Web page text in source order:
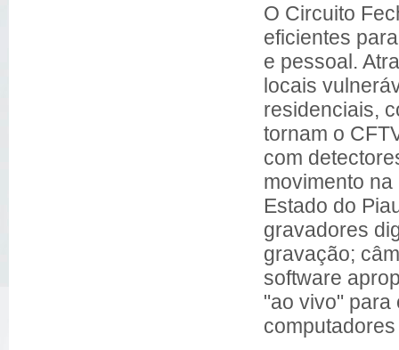
O Circuito
eficientes
e pessoal.
locais
residenciais,
tornam o
com
movimento
Estado do
gravadores
gravação;
software
"ao vivo" para